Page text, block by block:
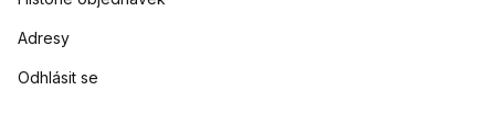
Adresy
Odhlásit se